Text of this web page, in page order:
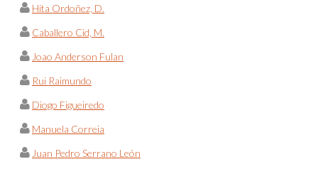
Hita Ordoñez, D.
Caballero Cid, M.
Joao Anderson Fulan
Rui Raimundo
Diogo Figueiredo
Manuela Correia
Juan Pedro Serrano León